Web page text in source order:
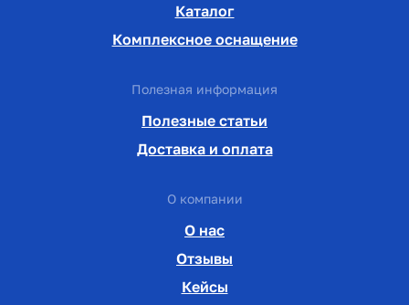
Каталог
Комплексное оснащение
Полезная информация
Полезные статьи
Доставка и оплата
О компании
О нас
Отзывы
Кейсы